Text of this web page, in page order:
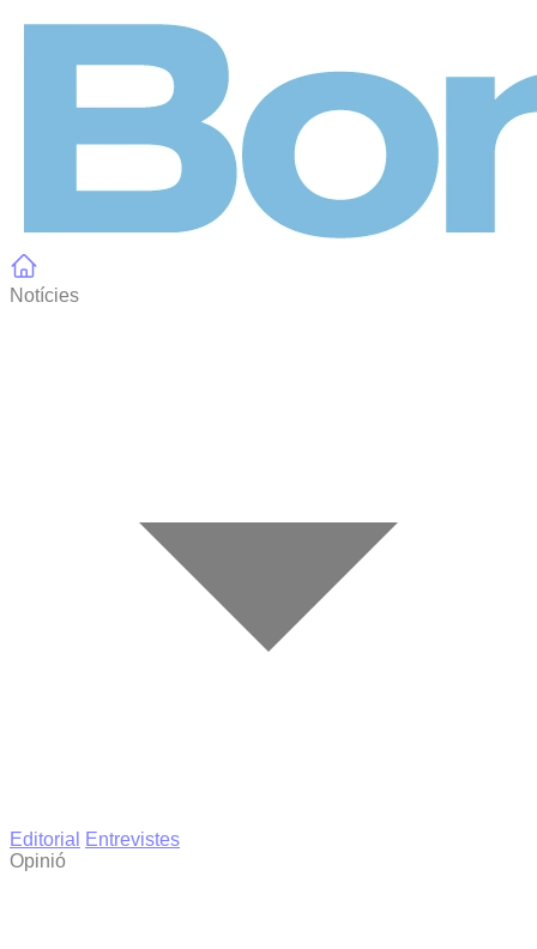
Notícies
Editorial
Entrevistes
Opinió